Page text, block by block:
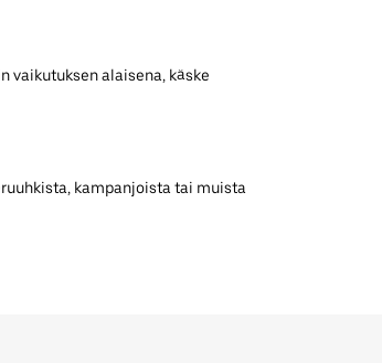
vaikutuksen alaisena, käske
kampanjoista tai muista